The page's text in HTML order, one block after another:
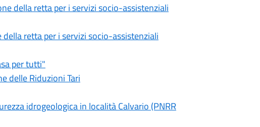
della retta per i servizi socio-assistenziali
retta per i servizi socio-assistenziali
per tutti"
delle Riduzioni Tari
idrogeologica in località Calvario (PNRR